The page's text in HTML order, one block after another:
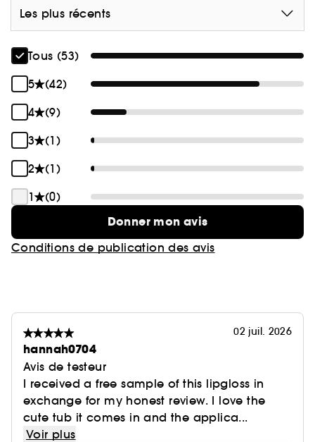
Les plus récents
Tous (53)
5
(42)
4
(9)
3
(1)
2
(1)
1
(0)
Donner mon avis
Conditions de publication des avis
02 juil. 2026
hannah0704
Avis de testeur
I received a free sample of this lipgloss in
exchange for my honest review. I love the
cute tub it comes in and the applica...
Voir plus